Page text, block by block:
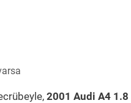
2001 Audi A4 1.8